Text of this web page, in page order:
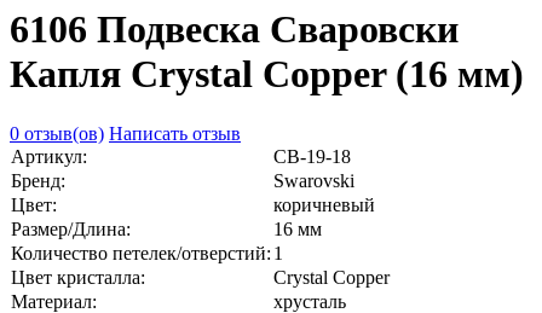
6106 Подвеска Сваровски
Капля Crystal Copper (16 мм)
0 отзыв(ов) Написать отзыв
Артикул:
СВ-19-18
Бренд:
Swarovski
Цвет:
коричневый
Размер/Длина:
16 мм
Количество петелек/отверстий: 1
Цвет кристалла:
Crystal Copper
Материал:
хрусталь